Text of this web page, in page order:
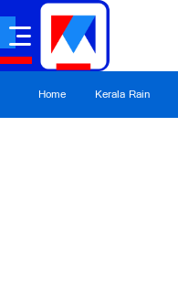
Home Kerala Rain